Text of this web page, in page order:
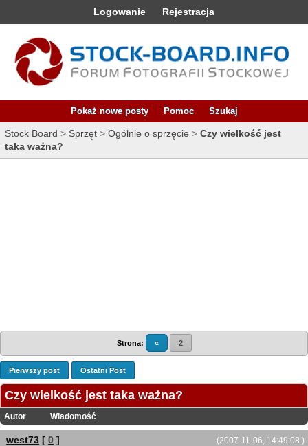
Logowanie Rejestracja
Pokaż nowe posty Pomoc Szukaj
Stock Board > Sprzęt > Ogólnie o sprzęcie > Czy wielkość jest
taka ważna?
Strona: « 2
Pierwszy post Ostatni Post
Czy wielkość jest taka ważna?
Autor Wiadomość
(2007-11-06, 14:49:08 )
west73 [ 0 ]